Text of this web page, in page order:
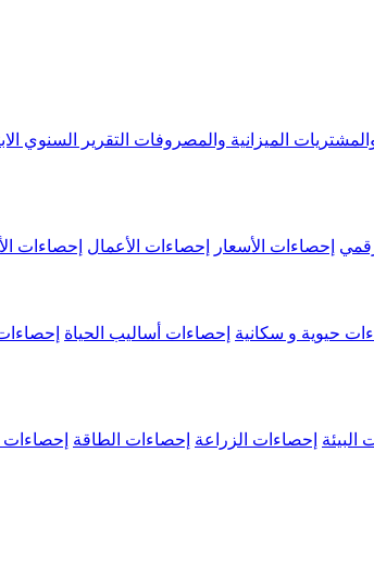
الميزانية والمصروفات التقرير السنوي
إحصاءات الأسعار إحصاءات الأعمال إحصاءات
حيوية و سكانية إحصاءات أساليب الحياة
البيئة إحصاءات الزراعة إحصاءات الطاقة إحصاءات